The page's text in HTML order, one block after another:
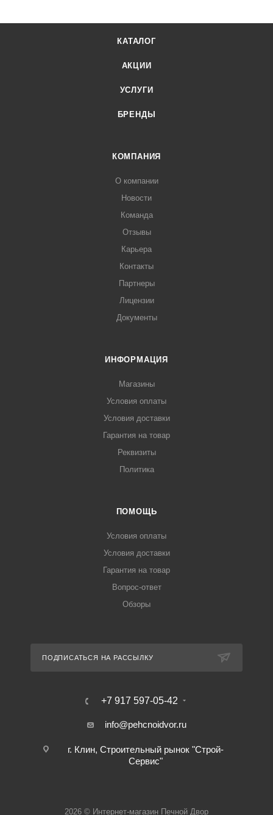
КАТАЛОГ
АКЦИИ
УСЛУГИ
БРЕНДЫ
КОМПАНИЯ
О компании
Новости
Команда
Отзывы
Карьера
Контакты
Партнеры
Лицензии
Документы
ИНФОРМАЦИЯ
Магазины
Условия оплаты
Условия доставки
Гарантия на товар
Реквизиты
Политика
ПОМОЩЬ
Условия оплаты
Условия доставки
Гарантия на товар
Вопрос-ответ
Обзоры
ПОДПИСАТЬСЯ НА РАССЫЛКУ
+7 917 597-05-42
info@pehcnoidvor.ru
г. Клин, Строительный рынок "Строй-
Сервис"
2026 © Интернет-магазин Печной Двор